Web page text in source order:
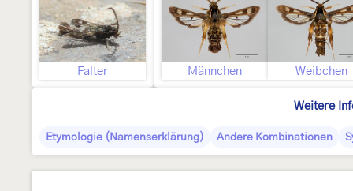
Falter Männchen Weibchen
Weitere
Etymologie (Namenserklärung) Andere Kombinationen